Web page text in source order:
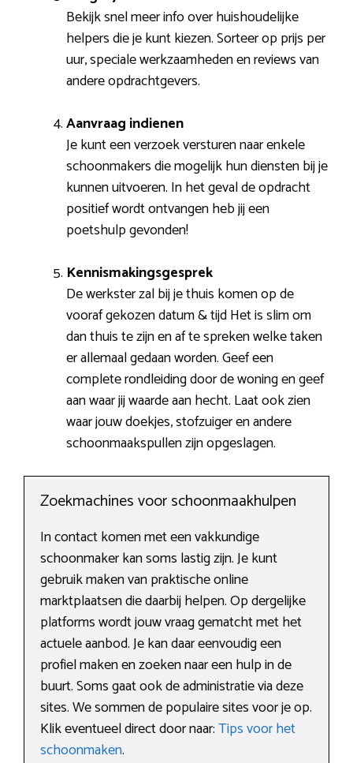
Bekijk snel meer info over huishoudelijke
helpers die je kunt kiezen. Sorteer op prijs per
uur, speciale werkzaamheden en reviews van
andere opdrachtgevers.
Aanvraag indienen
Je kunt een verzoek versturen naar enkele
schoonmakers die mogelijk hun diensten bij je
kunnen uitvoeren. In het geval de opdracht
positief wordt ontvangen heb jij een
poetshulp gevonden!
Kennismakingsgesprek
De werkster zal bij je thuis komen op de
vooraf gekozen datum & tijd Het is slim om
dan thuis te zijn en af te spreken welke taken
er allemaal gedaan worden. Geef een
complete rondleiding door de woning en geef
aan waar jij waarde aan hecht. Laat ook zien
waar jouw doekjes, stofzuiger en andere
schoonmaakspullen zijn opgeslagen.
Zoekmachines voor schoonmaakhulpen
In contact komen met een vakkundige
schoonmaker kan soms lastig zijn. Je kunt
gebruik maken van praktische online
marktplaatsen die daarbij helpen. Op dergelijke
platforms wordt jouw vraag gematcht met het
actuele aanbod. Je kan daar eenvoudig een
profiel maken en zoeken naar een hulp in de
buurt. Soms gaat ook de administratie via deze
sites. We sommen de populaire sites voor je op.
Klik eventueel direct door naar:Tips voor het
schoonmaken.